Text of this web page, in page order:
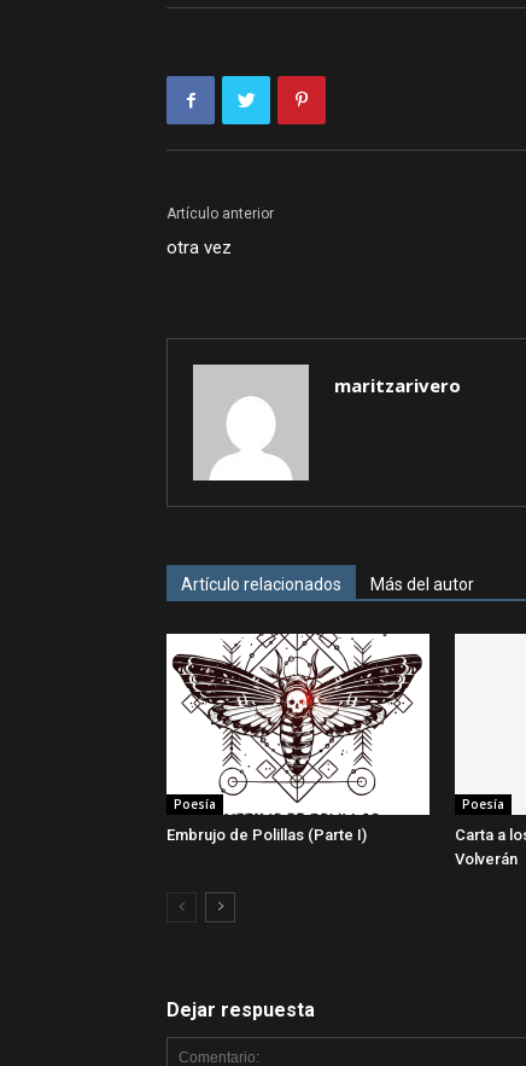
Artículo anterior
otra vez
maritzarivero
Artículo relacionados Más del autor
Poesía
Embrujo de Polillas (Parte I)
Poesía
Carta a
Volverán
Dejar respuesta